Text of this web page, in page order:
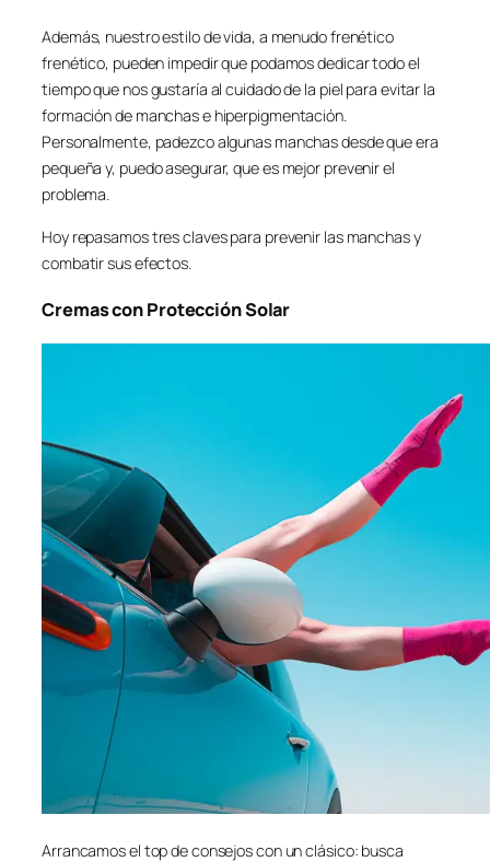
Además, nuestro estilo de vida, a menudo frenético
frenético, pueden impedir que podamos dedicar todo el
tiempo que nos gustaría al cuidado de la piel para evitar la
formación de manchas e hiperpigmentación.
Personalmente, padezco algunas manchas desde que era
pequeña y, puedo asegurar, que es mejor prevenir el
problema.
Hoy repasamos tres claves para prevenir las manchas y
combatir sus efectos.
Cremas con Protección Solar
Arrancamos el top de consejos con un clásico: busca